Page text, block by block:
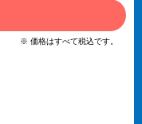
※ 価格はすべて税込です。